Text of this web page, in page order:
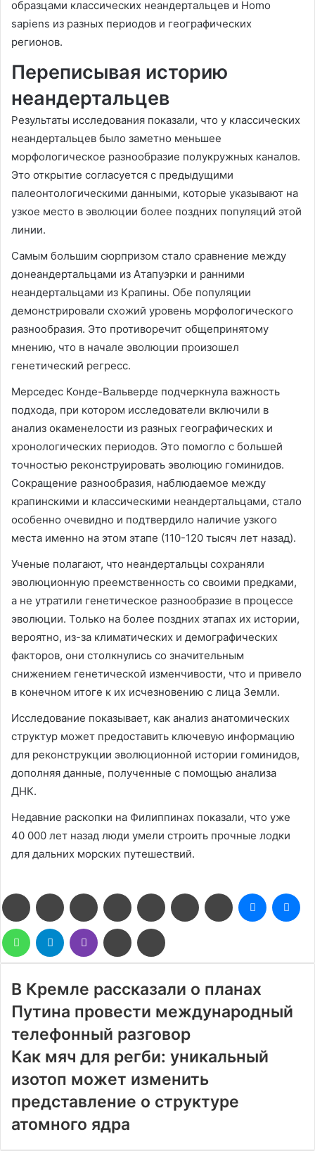
образцами классических неандертальцев и Homo
sapiens из разных периодов и географических
регионов.
Переписывая историю
неандертальцев
Результаты исследования показали, что у классических
неандертальцев было заметно меньшее
морфологическое разнообразие полукружных каналов.
Это открытие согласуется с предыдущими
палеонтологическими данными, которые указывают на
узкое место в эволюции более поздних популяций этой
линии.
Самым большим сюрпризом стало сравнение между
донеандертальцами из Атапуэрки и ранними
неандертальцами из Крапины. Обе популяции
демонстрировали схожий уровень морфологического
разнообразия. Это противоречит общепринятому
мнению, что в начале эволюции произошел
генетический регресс.
Мерседес Конде-Вальверде подчеркнула важность
подхода, при котором исследователи включили в
анализ окаменелости из разных географических и
хронологических периодов. Это помогло с большей
точностью реконструировать эволюцию гоминидов.
Сокращение разнообразия, наблюдаемое между
крапинскими и классическими неандертальцами, стало
особенно очевидно и подтвердило наличие узкого
места именно на этом этапе (110-120 тысяч лет назад).
Ученые полагают, что неандертальцы сохраняли
эволюционную преемственность со своими предками,
а не утратили генетическое разнообразие в процессе
эволюции. Только на более поздних этапах их истории,
вероятно, из-за климатических и демографических
факторов, они столкнулись со значительным
снижением генетической изменчивости, что и привело
в конечном итоге к их исчезновению с лица Земли.
Исследование показывает, как анализ анатомических
структур может предоставить ключевую информацию
для реконструкции эволюционной истории гоминидов,
дополняя данные, полученные с помощью анализа
ДНК.
Недавние раскопки на Филиппинах показали, что уже
40 000 лет назад люди умели строить прочные лодки
для дальних морских путешествий.
FacebookTwitter LinkedIn Pinterest Reddit ВконтактеОдноклассники
Messenger
WhatsAppTelegram Viber
Поделиться
через
электронную
В Кремле рассказали о планах
Путина провести международный
телефонный разговор
Как мяч для регби: уникальный
изотоп может изменить
представление о структуре
атомного ядра